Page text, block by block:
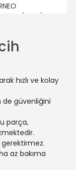
(Dizel) - 81
Van (FA_ _)
- 74 Kw 100 Ps |
şasi (FM_ _,
(Dizel) - 96
/ 2014-08-01
Van (FA_ _)
- 74 Kw 100 Ps
01
Van (FA_ _)
103 Kw 140 Ps
01
hızlı ve kolay
güvenliğini
parça,
az bakıma